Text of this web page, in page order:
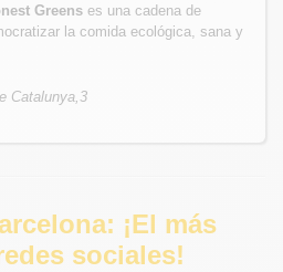
Greens es una cadena de
la comida ecológica, sana y
Catalunya,3
¡El más
sociales!